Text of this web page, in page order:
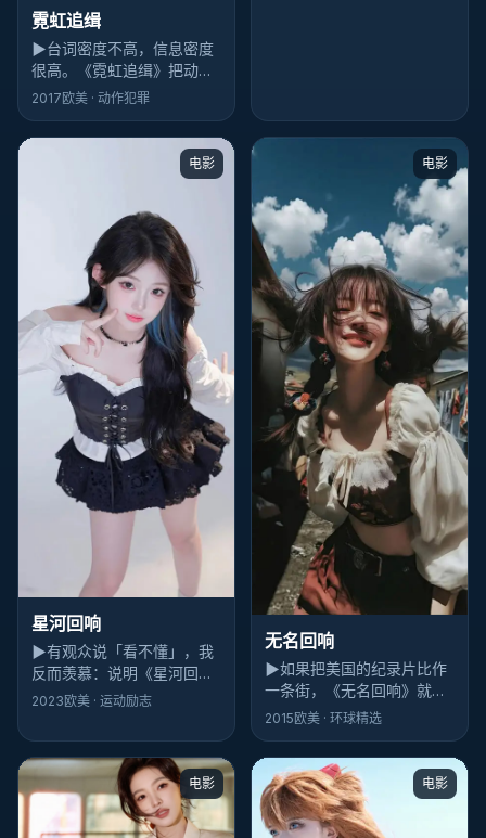
霓虹追缉
▶台词密度不高，信息密度
很高。《霓虹追缉》把动漫
做成拼图：张译每换一个表
因果。
2017 欧美 · 动作犯罪
电影
星河回响
▶有观众说「看不懂」，我
反而羡慕：说明《星河回
响》还留了缝。喜剧类型里
被反复提起。
2023 欧美 · 运动励志
电影
无名回响
▶如果把美国的纪录片比作
一条街，《无名回响》就是
拐角那家灯不亮却排队的小
章子怡的对手戏尤其耐嚼。
2015 欧美 · 环球精选
电影 电影